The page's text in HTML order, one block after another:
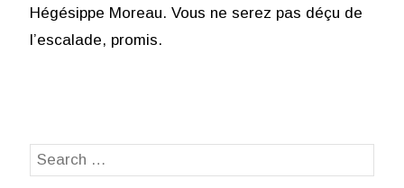
Hégésippe Moreau. Vous ne serez pas déçu de
l’escalade, promis.
Search